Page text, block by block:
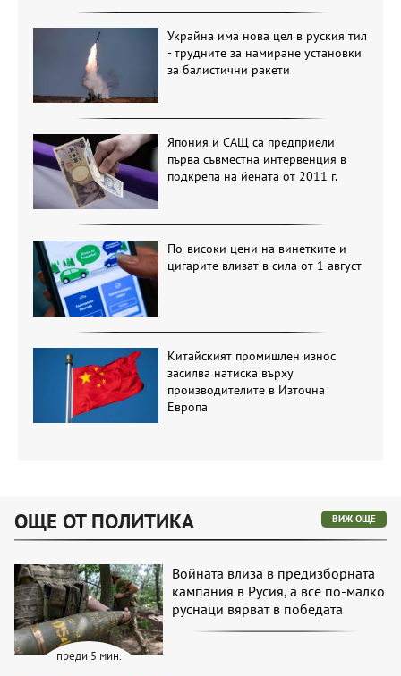
Украйна има нова цел в руския тил
- трудните за намиране установки
за балистични ракети
Япония и САЩ са предприели
първа съвместна интервенция в
подкрепа на йената от 2011 г.
По-високи цени на винетките и
цигарите влизат в сила от 1 август
Китайският промишлен износ
засилва натиска върху
производителите в Източна
Европа
ОЩЕ ОТ ПОЛИТИКА ВИЖ ОЩЕ
преди 5 мин.
Войната влиза в предизборната
кампания в Русия, а все по-малко
руснаци вярват в победата